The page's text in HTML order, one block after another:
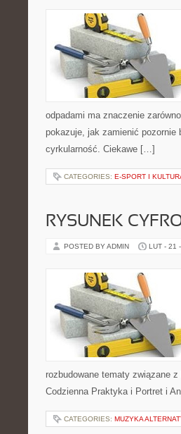
odpadami ma znaczenie
pokazuje, jak zamienić
cyrkularność. Ciekawe […]
CATEGORIES: E-SPORT I
RYSUNEK
POSTED BY ADMIN LUT - 21
rozbudowane tematy związane
Codzienna Praktyka i Portret i
CATEGORIES: MUZYKA